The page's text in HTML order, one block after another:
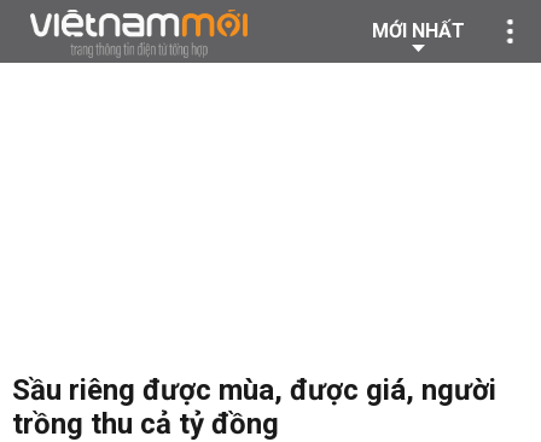
MỚI NHẤT
Sầu riêng được mùa, được giá, người
trồng thu cả tỷ đồng